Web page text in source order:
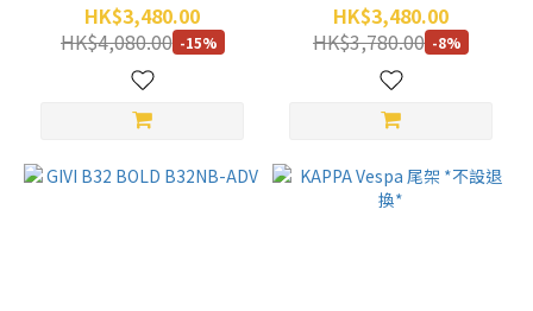
HK$3,480.00
HK$4,080.00 -15%
HK$3,480.00
HK$3,780.00 -8%